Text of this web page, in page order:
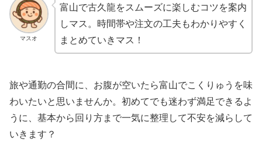
マスオ
富山で古久龍をスムーズに楽しむコツを案内
しマス。時間帯や注文の工夫もわかりやすく
まとめていきマス！
旅や通勤の合間に、お腹が空いたら富山でこくりゅうを味
わいたいと思いませんか。初めてでも迷わず満足できるよ
うに、基本から回り方まで一気に整理して不安を減らして
いきます？